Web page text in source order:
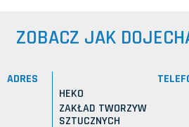
ZOBACZ JAK
ADRES
HEKO
ZAKŁAD TWORZYW
SZTUCZNYCH